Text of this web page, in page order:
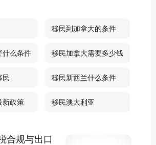
移民到加拿大的条件
什么条件 移民加拿大需要多少钱
民 移民新西兰什么条件
新政策 移民澳大利亚
合规与出口